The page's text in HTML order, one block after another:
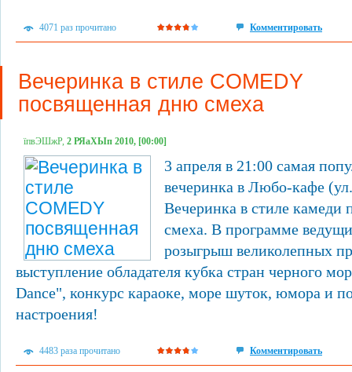
4071 раз прочитано Комментировать
Вечеринка в стиле COMEDY
посвященная дню смеха
їпвЭШжР, 2 РЯаХЫп 2010, [00:00]
3 апреля в 21:00 самая
вечеринка в Любо-кафе
Вечеринка в стиле камеди
смеха. В программе
розыгрыш великолепных
выступление обладателя кубка стран черного
Dance", конкурс караоке, море шуток, юмора и
настроения!
4483 раза прочитано Комментировать